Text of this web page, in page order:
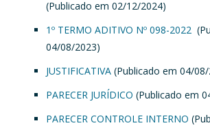
(Publicado em 02/12/2024)
1º TERMO ADITIVO Nº 098-2022
04/08/2023)
JUSTIFICATIVA (Publicado em 04/
PARECER JURÍDICO (Publicado em
PARECER CONTROLE INTERNO